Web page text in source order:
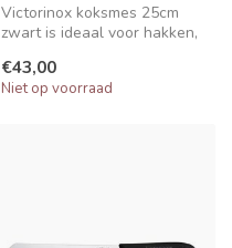
Victorinox koksmes 25cm
zwart is ideaal voor hakken,
€43,00
Niet op voorraad